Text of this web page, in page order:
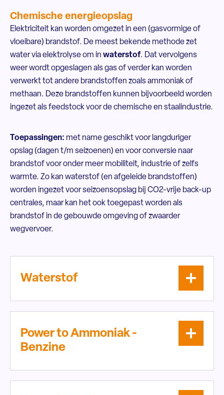
Chemische energieopslag
Elektriciteit kan worden omgezet in een (gasvormige of
vloeibare) brandstof. De meest bekende methode zet
water via elektrolyse om in waterstof. Dat vervolgens
weer wordt opgeslagen als gas of verder kan worden
verwerkt tot andere brandstoffen zoals ammoniak of
methaan. Deze brandstoffen kunnen bijvoorbeeld worden
ingezet als feedstock voor de chemische en staalindustrie.
Toepassingen: met name geschikt voor langduriger
opslag (dagen t/m seizoenen) en voor conversie naar
brandstof voor onder meer mobiliteit, industrie of zelfs
warmte. Zo kan waterstof (en afgeleide brandstoffen)
worden ingezet voor seizoensopslag bij CO2-vrije back-up
centrales, maar kan het ook toegepast worden als
brandstof in de gebouwde omgeving of zwaarder
wegvervoer.
Waterstof
Power to Ammoniak -
Benzine